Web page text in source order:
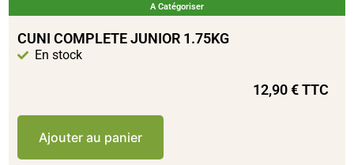
A Catégoriser
CUNI COMPLETE JUNIOR 1.75KG
En stock
12,90€TTC
Ajouter au panier